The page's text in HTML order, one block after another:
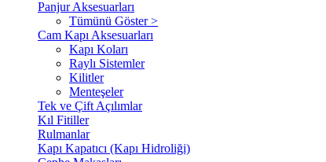
Panjur Aksesuarları
Tümünü Göster >
Cam Kapı Aksesuarları
Kapı Koları
Raylı Sistemler
Kilitler
Menteşeler
Tek ve Çift Açılımlar
Kıl Fitiller
Rulmanlar
Kapı Kapatıcı (Kapı Hidroliği)